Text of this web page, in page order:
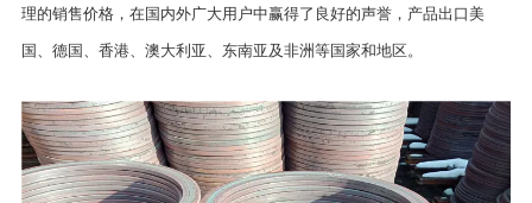
理的销售价格，在国内外广大用户中赢得了良好的声誉，产品出口美
国、德国、香港、澳大利亚、东南亚及非洲等国家和地区。